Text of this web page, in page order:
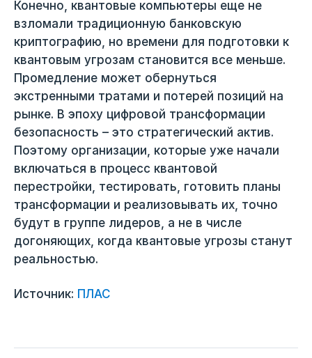
Конечно, квантовые компьютеры еще не
взломали традиционную банковскую
криптографию, но времени для подготовки к
квантовым угрозам становится все меньше.
Промедление может обернуться
экстренными тратами и потерей позиций на
рынке. В эпоху цифровой трансформации
безопасность – это стратегический актив.
Поэтому организации, которые уже начали
включаться в процесс квантовой
перестройки, тестировать, готовить планы
трансформации и реализовывать их, точно
будут в группе лидеров, а не в числе
догоняющих, когда квантовые угрозы станут
реальностью.
Источник: ПЛАС